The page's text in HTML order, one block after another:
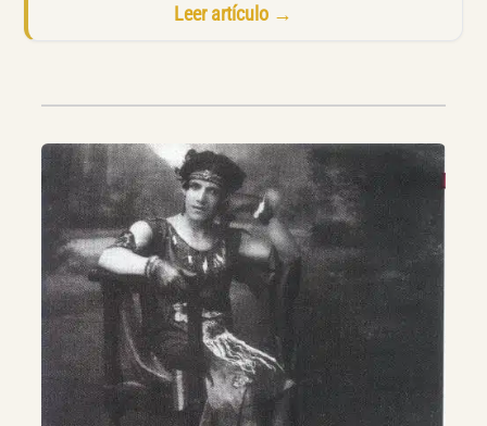
Leer artículo →